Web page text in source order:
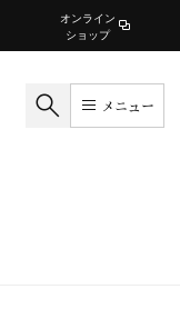
オンライン
ショップ
メニュー